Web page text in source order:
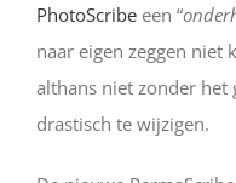
PhotoScribe een “
naar eigen zeggen niet
althans niet zonder het
drastisch te wijzigen.